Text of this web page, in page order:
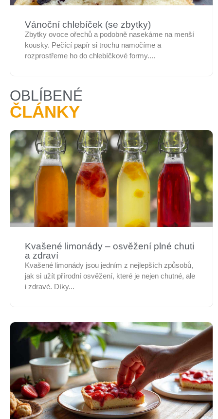
Vánoční chlebíček (se zbytky)
Zbytky ovoce ořechů a podobně nasekáme na menší
kousky. Pečící papír si trochu namočíme a
rozprostřeme ho do chlebíčkové formy....
OBLÍBENÉ
ČLÁNKY
Kvašené limonády – osvěžení plné chuti
a zdraví
Kvašené limonády jsou jedním z nejlepších způsobů,
jak si užít přírodní osvěžení, které je nejen chutné, ale
i zdravé. Díky...